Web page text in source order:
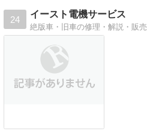
24
イースト電機サービス
絶版車・旧車の修理・解説・販